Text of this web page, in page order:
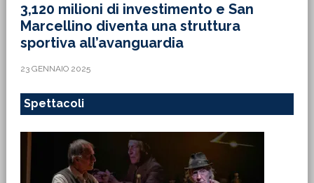
3,120 milioni di investimento e San
Marcellino diventa una struttura
sportiva all’avanguardia
23 GENNAIO 2025
Spettacoli